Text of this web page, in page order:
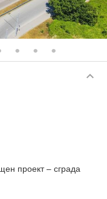
keyboard_arrow_down
проект – сграда